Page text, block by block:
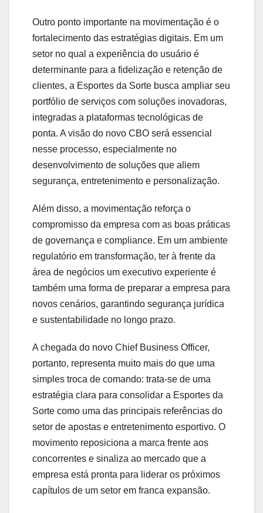
Outro ponto importante na movimentação é o
fortalecimento das estratégias digitais. Em um
setor no qual a experiência do usuário é
determinante para a fidelização e retenção de
clientes, a Esportes da Sorte busca ampliar seu
portfólio de serviços com soluções inovadoras,
integradas a plataformas tecnológicas de
ponta. A visão do novo CBO será essencial
nesse processo, especialmente no
desenvolvimento de soluções que aliem
segurança, entretenimento e personalização.
Além disso, a movimentação reforça o
compromisso da empresa com as boas práticas
de governança e compliance. Em um ambiente
regulatório em transformação, ter à frente da
área de negócios um executivo experiente é
também uma forma de preparar a empresa para
novos cenários, garantindo segurança jurídica
e sustentabilidade no longo prazo.
A chegada do novo Chief Business Officer,
portanto, representa muito mais do que uma
simples troca de comando: trata-se de uma
estratégia clara para consolidar a Esportes da
Sorte como uma das principais referências do
setor de apostas e entretenimento esportivo. O
movimento reposiciona a marca frente aos
concorrentes e sinaliza ao mercado que a
empresa está pronta para liderar os próximos
capítulos de um setor em franca expansão.